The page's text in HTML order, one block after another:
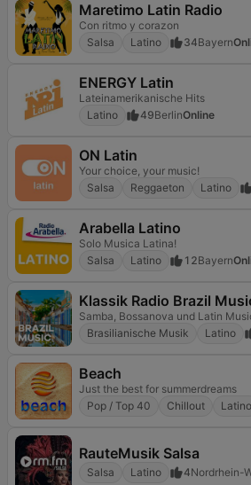
Maretimo Latin Radio
Con ritmo y corazon
Salsa
Latino 34Bayern
ENERGY Latin
Lateinamerikanische Hits
Latino
49BerlinOnline
ON Latin
Your choice, your music!
Salsa
Reggaeton Latino
Arabella Latino
Solo Musica Latina!
Salsa
Latino 12Bayern
Klassik Radio Brazil
Samba, Bossanova und Latin
Brasilianische Musik
Latino
Beach
Just the best for summerdreams
Pop / Top 40
Chillout Latino
RauteMusik Salsa
Salsa Latino 4Nordrhein-